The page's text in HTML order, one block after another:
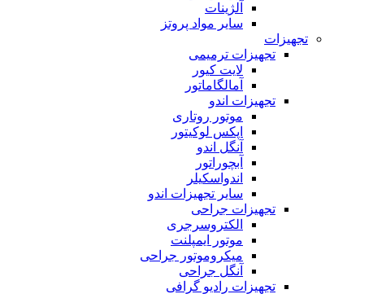
آلژینات
سایر مواد پروتز
تجهیزات
تجهیزات ترمیمی
لایت کیور
آمالگاماتور
تجهیزات اندو
موتور روتاری
اپکس لوکیتور
آنگل اندو
آبچوراتور
اندواسکیلر
سایر تجهیزات اندو
تجهیزات جراحی
الکتروسرجری
موتور ایمپلنت
میکروموتور جراحی
آنگل جراحی
تجهیزات رادیو گرافی